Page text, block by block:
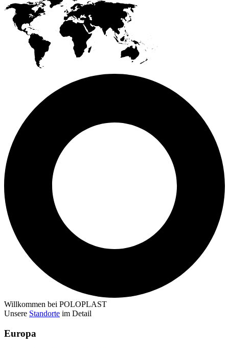
Willkommen bei POLOPLAST
Unsere Standorte im Detail
Europa